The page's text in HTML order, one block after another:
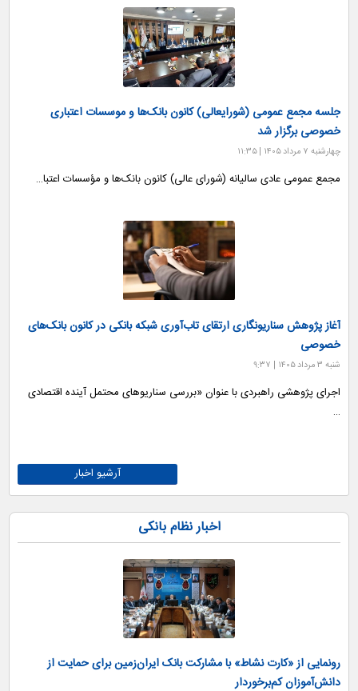
جلسه مجمع عمومی (شورایعالی) کانون بانک‌ها و موسسات اعتباری
خصوصی برگزار شد
چهارشنبه ۷ مرداد ۱۴۰۵ | ۱۱:۳۵
مجمع عمومی عادی سالیانه (شورای عالی) کانون بانک‌ها و مؤسسات اعتبا…
آغاز پژوهش سناریونگاری ارتقای تاب‌آوری شبکه بانکی در کانون بانک‌های
خصوصی
شنبه ۳ مرداد ۱۴۰۵ | ۹:۳۷
اجرای پژوهشی راهبردی با عنوان «بررسی سناریوهای محتمل آینده اقتصادی
…
آرشیو اخبار
اخبار نظام بانکی
رونمایی از «کارت نشاط» با مشارکت بانک ایران‌زمین برای حمایت از
دانش‌آموزان کم‌برخوردار